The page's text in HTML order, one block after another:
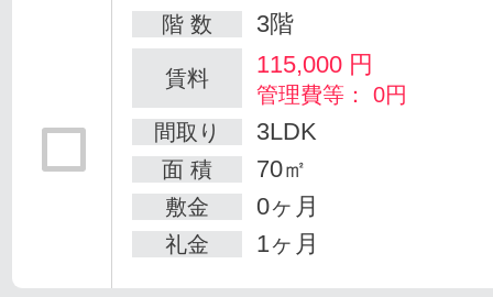
階 数 3階
賃料 115,000 円
管理費等： 0円
間取り
3LDK
面 積 70㎡
敷金 0ヶ月
礼金 1ヶ月